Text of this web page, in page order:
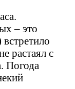
– это
растаял с
Погода